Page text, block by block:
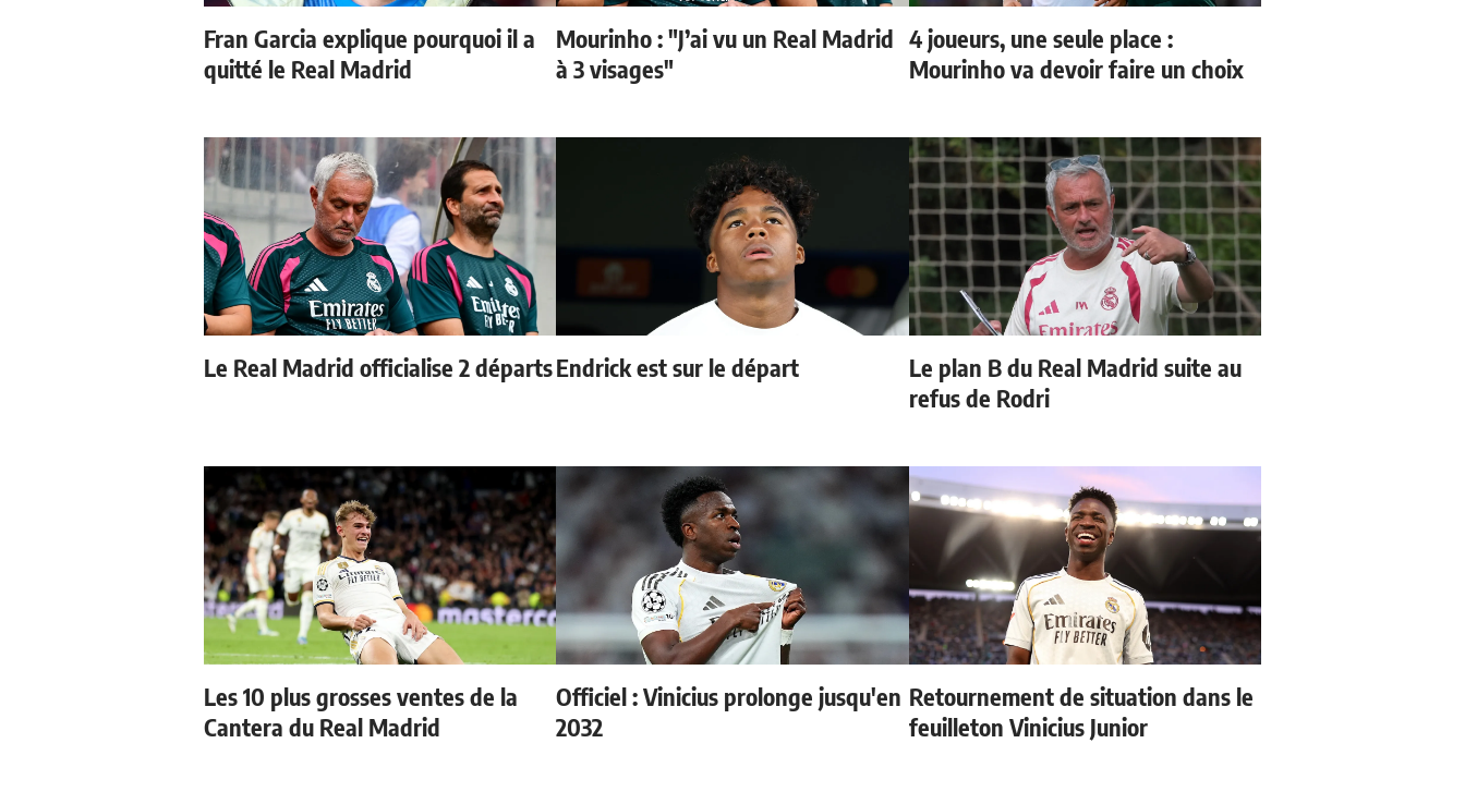
Fran Garcia explique pourquoi il a
quitté le Real Madrid
Mourinho : "J’ai vu un Real Madrid
à 3 visages"
4 joueurs, une seule place :
Mourinho va devoir faire un choix
Le Real Madrid officialise 2 départsEndrick est sur le départ
Le plan B du Real Madrid suite au
refus de Rodri
Les 10 plus grosses ventes de la
Cantera du Real Madrid
Officiel : Vinicius prolonge jusqu'en
2032
Retournement de situation dans le
feuilleton Vinicius Junior